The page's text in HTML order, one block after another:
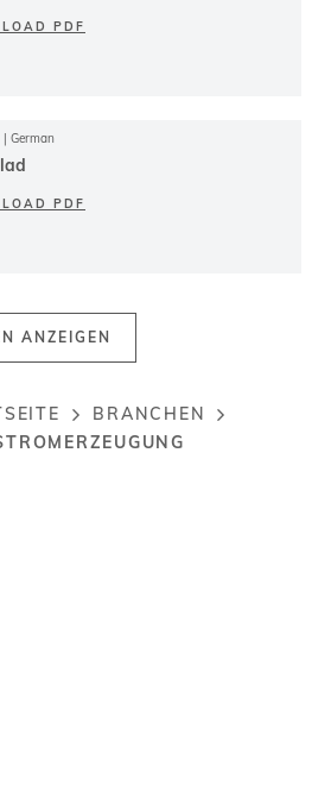
BRANCHEN
ANZEIGEN
PDF
German
PDF